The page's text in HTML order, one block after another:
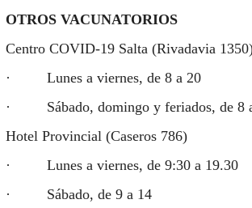
OTROS VACUNATORIOS
Centro COVID-19 Salta (Rivadavia
· Lunes a viernes, de 8 a 20
· Sábado, domingo y feriados, de 8
Hotel Provincial (Caseros 786)
· Lunes a viernes, de 9:30 a 19.30
· Sábado, de 9 a 14